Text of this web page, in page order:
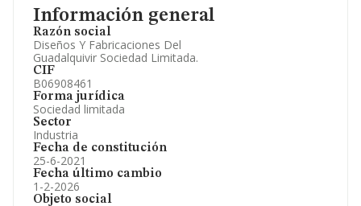
Información general
Razón social
Diseños Y Fabricaciones Del
Guadalquivir Sociedad Limitada.
CIF
B06908461
Forma jurídica
Sociedad limitada
Sector
Industria
Fecha de constitución
25-6-2021
Fecha último cambio
1-2-2026
Objeto social
Accionistas.
Participaciones y Vinculaciones en otras empresas.
Artículos de prensa publicados sobre la empresa.
Información oficial y registral complementaria.